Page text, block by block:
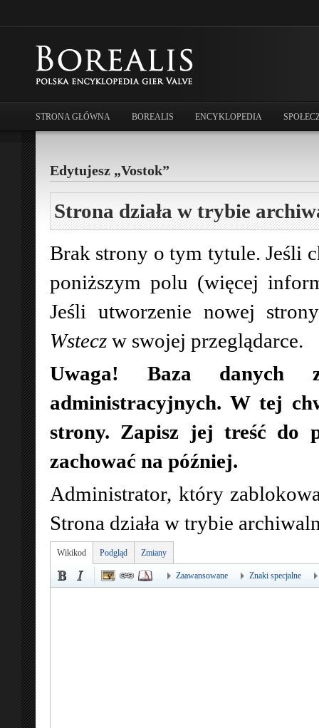
STRONA GŁÓWNA BOREALIS ENCYKLOPEDIA
Edytujesz „Vostok”
Strona działa w trybie
Brak strony o tym tytule. Jeśli
poniższym polu (więcej
Jeśli utworzenie nowej
Wstecz w swojej przeglądarce.
Uwaga! Baza danych
administracyjnych. W tej
strony. Zapisz jej treść do
zachować na później.
Administrator, który
Strona działa w trybie
Wikikod Podgląd Zmiany
Zaawansowane Znaki specjalne